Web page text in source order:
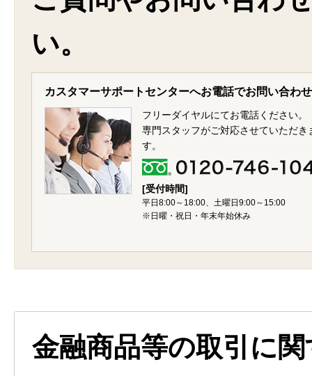
い。
カスタマーサポートセンターへお電話でお問い合わせ
フリーダイヤルにてお電話ください。
専門スタッフがご対応させていただき
す。
[受付時間]
平日8:00～18:00、土曜日9:00～15:00
※日曜・祝日・年末年始休み
金融商品等の取引に